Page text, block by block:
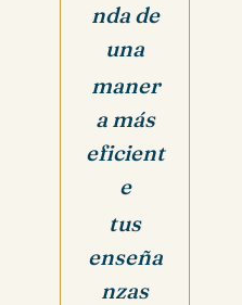
nda de
una
maner
a más
eficient
e
tus
enseña
nzas